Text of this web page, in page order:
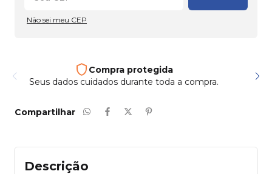
Não sei meu CEP
Compra protegida
Seus dados cuidados durante toda a compra.
Compartilhar
Descrição